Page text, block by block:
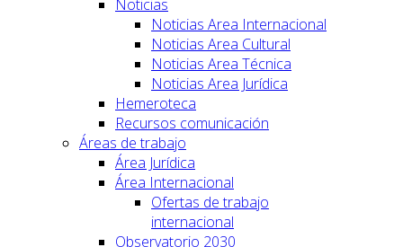
Noticias
Noticias Area Internacional
Noticias Area Cultural
Noticias Area Técnica
Noticias Area Jurídica
Hemeroteca
Recursos comunicación
Áreas de trabajo
Área Jurídica
Área Internacional
Ofertas de trabajo
internacional
Observatorio 2030